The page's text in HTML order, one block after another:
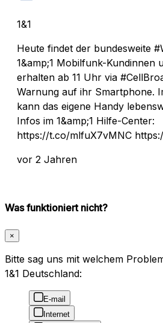
1&1
Heute findet der bundesweite
1&amp;1 Mobilfunk-Kundinnen
erhalten ab 11 Uhr via
Warnung auf ihr Smartphone.
kann das eigene Handy
Infos im 1&amp;1 Hilfe-Center:
https://t.co/mlfuX7vMNC
vor 2 Jahren
Was funktioniert nicht?
×
Bitte sag uns mit welchem
1&1 Deutschland:
E-mail
Internet